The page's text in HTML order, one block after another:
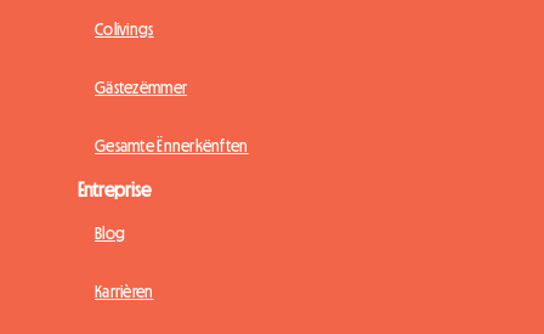
Colivings
Gästezëmmer
Gesamte Ënnerkënften
Entreprise
Blog
Karrièren